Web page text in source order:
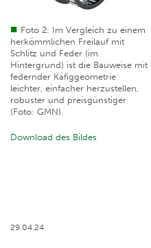
Foto 2: Im Vergleich zu einem
herkömmlichen Freilauf mit
Schlitz und Feder (im
Hintergrund) ist die Bauweise mit
federnder Käfiggeometrie
leichter, einfacher herzustellen,
robuster und preisgünstiger
(Foto: GMN).
Download des Bildes
29.04.24